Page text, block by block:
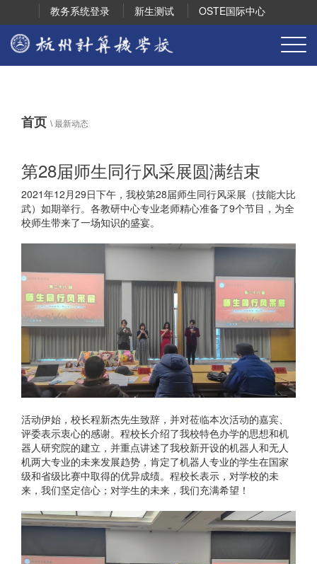
教务系统登录 新生测试 OSTE国际中心
首页 \最新动态
第28届师生同行风采展圆满结束
2021年12月29日下午，我校第28届师生同行风采展（技能大比
武）如期举行。各教研中心专业老师精心准备了9个节目，为全
校师生带来了一场知识的盛宴。
活动伊始，校长程新杰先生致辞，并对莅临本次活动的嘉宾、
评委表示衷心的感谢。程校长介绍了我校特色办学的思想和机
器人研究院的建立，并重点讲述了我校新开设的机器人和无人
机两大专业的未来发展趋势，肯定了机器人专业的学生在国家
级和省级比赛中取得的优异成绩。程校长表示，对学校的未
来，我们坚定信心；对学生的未来，我们充满希望！